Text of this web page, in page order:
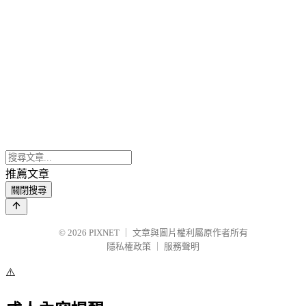
推薦文章
關閉搜尋
© 2026 PIXNET
文章與圖片權利屬原作者所有
隱私權政策
服務聲明
⚠️